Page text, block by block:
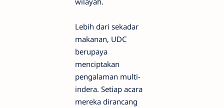
Lebih dari sekadar
makanan, UDC
berupaya
menciptakan
pengalaman multi-
indera. Setiap acara
mereka dirancang